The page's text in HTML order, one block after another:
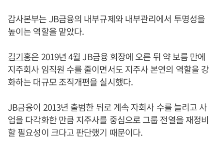
감사본부는 JB금융의 내부규제와 내부관리에서 투명성을
높이는 역할을 맡았다.
김기홍은 2019년 4월 JB금융 회장에 오른 뒤 약 보름 만에
지주회사 임직원 수를 줄이면서도 지주사 본연의 역할을 강
화하는 대규모 조직개편을 실시했다.
JB금융이 2013년 출범한 뒤로 계속 자회사 수를 늘리고 사
업을 다각화한 만큼 지주사를 중심으로 그룹 전열을 재정비
할 필요성이 크다고 판단했기 때문이다.